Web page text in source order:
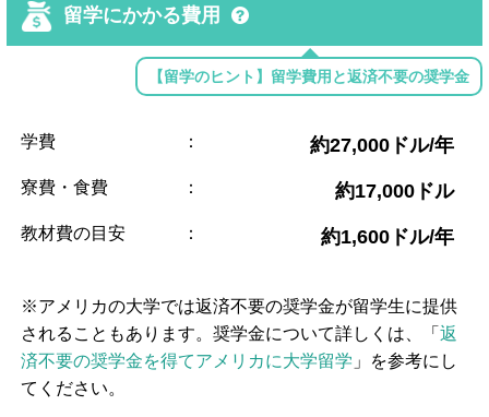
留学にかかる費用
【留学のヒント】留学費用と返済不要の奨学金
学費 ： 約27,000ドル/年
寮費・食費 ： 約17,000ドル
教材費の目安 ： 約1,600ドル/年
※アメリカの大学では返済不要の奨学金が留学生に提供
されることもあります。奨学金について詳しくは、「返
済不要の奨学金を得てアメリカに大学留学 」を参考にし
てください。